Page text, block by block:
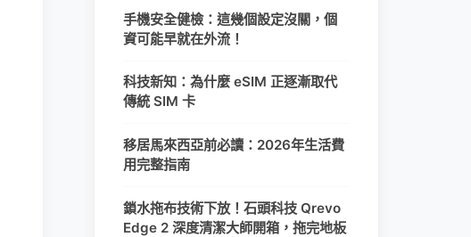
手機安全健檢：這幾個設定沒關，個
資可能早就在外流！
科技新知：為什麼 eSIM 正逐漸取代
傳統 SIM 卡
移居馬來西亞前必讀：2026年生活費
用完整指南
鎖水拖布技術下放！石頭科技 Qrevo
Edge 2 深度清潔大師開箱，拖完地板